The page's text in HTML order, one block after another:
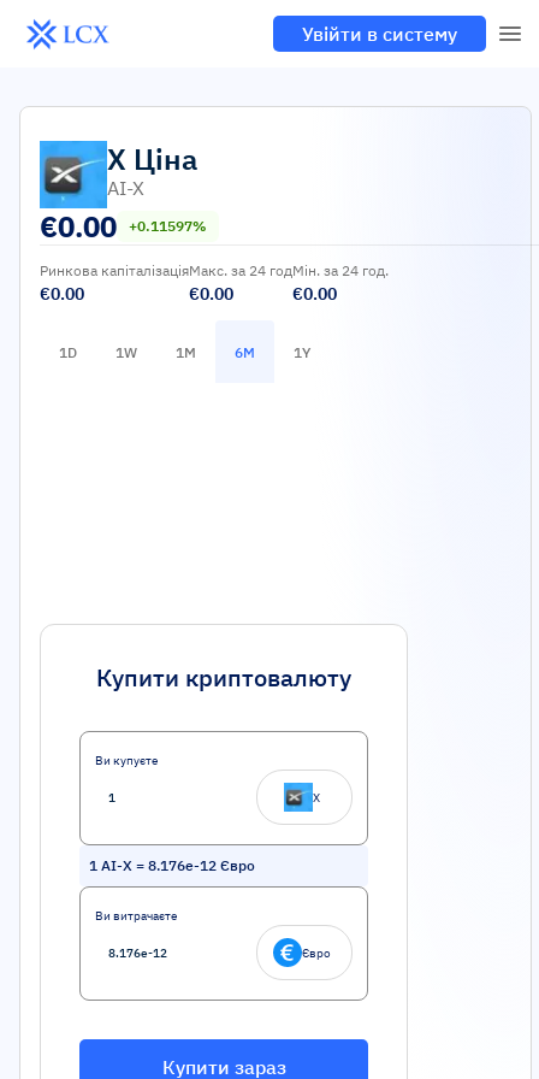
Увійти в систему
X Ціна
AI-X
€0.00 +0.11597%
Ринкова капіталізація
€0.00
Макс. за 24 год
€0.00
Мін. за 24 год.
€0.00
1D 1W 1M 6M 1Y
Купити криптовалюту
Ви купуєте
X
1 AI-X = 8.176e-12 Євро
Ви витрачаєте
Євро
Купити зараз